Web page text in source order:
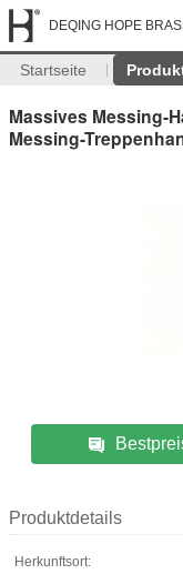
DEQING HOPE
Startseite
Massives Messing-
Messing-
Produktdetails
Herkunftsort: